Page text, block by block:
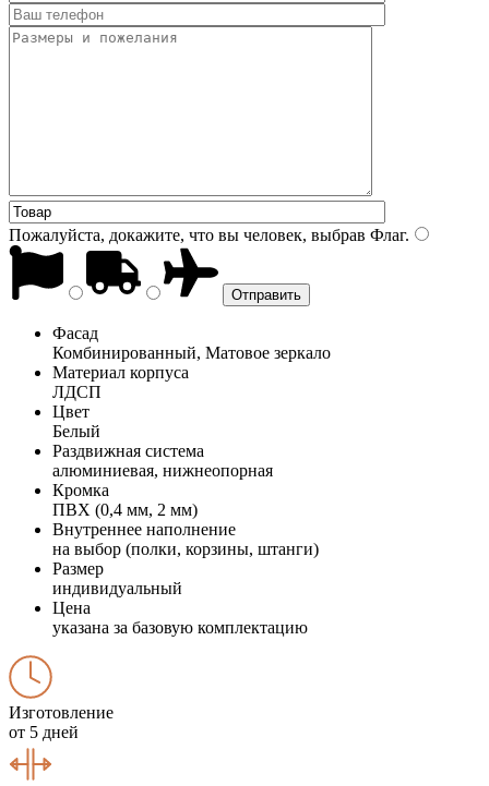
Пожалуйста, докажите, что вы человек, выбрав Флаг.
Фасад
Комбинированный, Матовое зеркало
Материал корпуса
ЛДСП
Цвет
Белый
Раздвижная система
алюминиевая, нижнеопорная
Кромка
ПВХ (0,4 мм, 2 мм)
Внутреннее наполнение
на выбор (полки, корзины, штанги)
Размер
индивидуальный
Цена
указана за базовую комплектацию
Изготовление
от 5 дней